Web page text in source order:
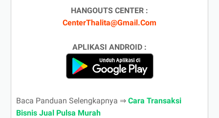
HANGOUTS CENTER :
CenterThalita@Gmail.Com
APLIKASI ANDROID :
Baca Panduan Selengkapnya ⇒ Cara Transaksi
Bisnis Jual Pulsa Murah